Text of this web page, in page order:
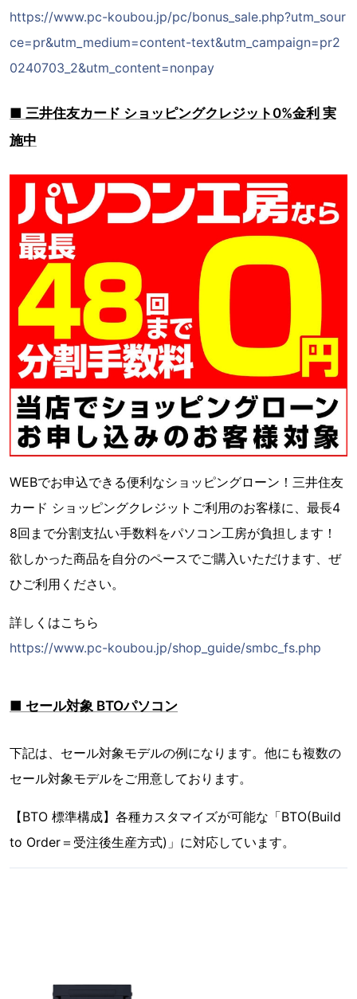
https://www.pc-koubou.jp/pc/bonus_sale.php?utm_sour
ce=pr&utm_medium=content-text&utm_campaign=pr2
0240703_2&utm_content=nonpay
■ 三井住友カード ショッピングクレジット0%金利 実
施中
WEBでお申込できる便利なショッピングローン！三井住友
カード ショッピングクレジットご利用のお客様に、最長4
8回まで分割支払い手数料をパソコン工房が負担します！
欲しかった商品を自分のペースでご購入いただけます、ぜ
ひご利用ください。
詳しくはこちら
https://www.pc-koubou.jp/shop_guide/smbc_fs.php
■ セール対象 BTOパソコン
下記は、セール対象モデルの例になります。他にも複数の
セール対象モデルをご用意しております。
【BTO 標準構成】各種カスタマイズが可能な「BTO(Build
to Order＝受注後生産方式)」に対応しています。